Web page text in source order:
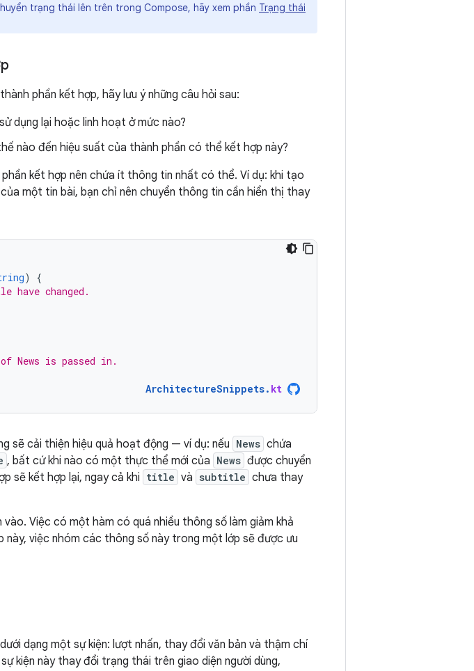
trạng thái lên trên trong Compose, hãy xem phần Trạng thái
phần kết hợp, hãy lưu ý những câu hỏi sau:
dụng lại hoặc linh hoạt ở mức nào?
nào đến hiệu suất của thành phần có thể kết hợp này?
kết hợp nên chứa ít thông tin nhất có thể. Ví dụ: khi tạo
một tin bài, bạn chỉ nên chuyển thông tin cần hiển thị thay
)
{
have changed.
of News is passed in.
ArchitectureSnippets. kt
sẽ cải thiện hiệu quả hoạt động — ví dụ: nếu News chứa
, bất cứ khi nào có một thực thể mới của News được chuyển
sẽ kết hợp lại, ngay cả khi title và subtitle chưa thay
Việc có một hàm có quá nhiều thông số làm giảm khả
việc nhóm các thông số này trong một lớp sẽ được ưu
dạng một sự kiện: lượt nhấn, thay đổi văn bản và thậm chí
kiện này thay đổi trạng thái trên giao diện người dùng,